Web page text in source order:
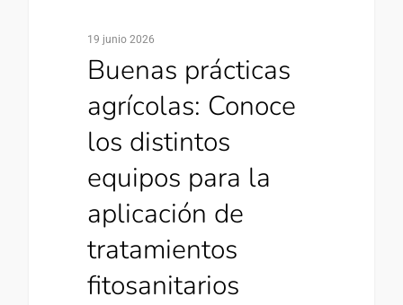
19 junio 2026
Buenas prácticas
agrícolas: Conoce
los distintos
equipos para la
aplicación de
tratamientos
fitosanitarios